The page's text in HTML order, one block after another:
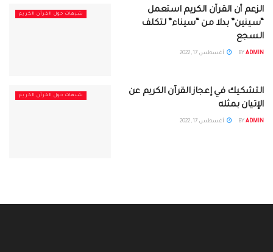
شبهات حول القرآن الكريم
الزعم أن القرآن الكريم استعمل
“سينين” بدلا من “سيناء” لتكلف
السجع
BY ADMIN أغسطس 17, 2022
شبهات حول القرآن الكريم
التشكيك في إعجاز القرآن الكريم عن
الإتيان بمثله
BY ADMIN أغسطس 17, 2022